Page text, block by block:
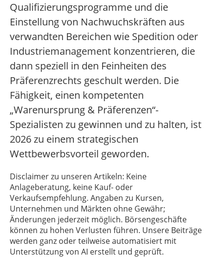
Qualifizierungsprogramme und die
Einstellung von Nachwuchskräften aus
verwandten Bereichen wie Spedition oder
Industriemanagement konzentrieren, die
dann speziell in den Feinheiten des
Präferenzrechts geschult werden. Die
Fähigkeit, einen kompetenten
„Warenursprung & Präferenzen“-
Spezialisten zu gewinnen und zu halten, ist
2026 zu einem strategischen
Wettbewerbsvorteil geworden.
Disclaimer zu unseren Artikeln: Keine
Anlageberatung, keine Kauf- oder
Verkaufsempfehlung. Angaben zu Kursen,
Unternehmen und Märkten ohne Gewähr;
Änderungen jederzeit möglich. Börsengeschäfte
können zu hohen Verlusten führen. Unsere Beiträge
werden ganz oder teilweise automatisiert mit
Unterstützung von AI erstellt und geprüft.